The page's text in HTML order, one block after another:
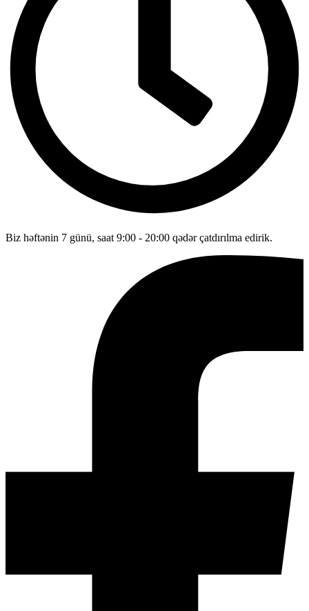
Biz həftənin 7 günü, saat 9:00 - 20:00 qədər çatdırılma edirik.